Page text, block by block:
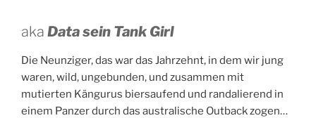
aka Data sein Tank Girl
Die Neunziger, das war das Jahrzehnt, in dem wir jung
waren, wild, ungebunden, und zusammen mit
mutierten Kängurus biersaufend und randalierend in
einem Panzer durch das australische Outback zogen…